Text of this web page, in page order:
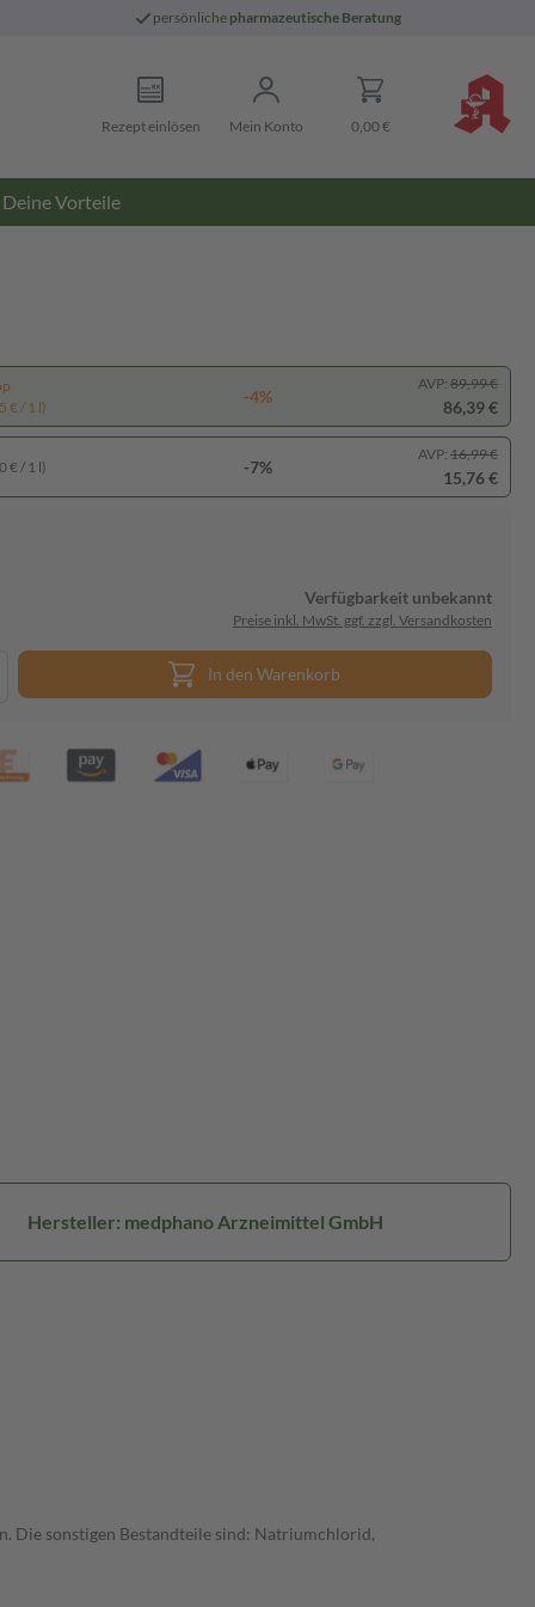
persönliche pharmazeutische Beratung
Rezept einlösen Mein Konto 0,00 €
Deine Vorteile
€ / 1 l)
-4%
AVP: 89,99 €
86,39 €
€ / 1 l) -7%
AVP: 16,99 €
15,76 €
Verfügbarkeit unbekannt
Preise inkl. MwSt. ggf. zzgl. Versandkosten
In den Warenkorb
Hersteller: medphano Arzneimittel GmbH
Die sonstigen Bestandteile sind: Natriumchlorid,